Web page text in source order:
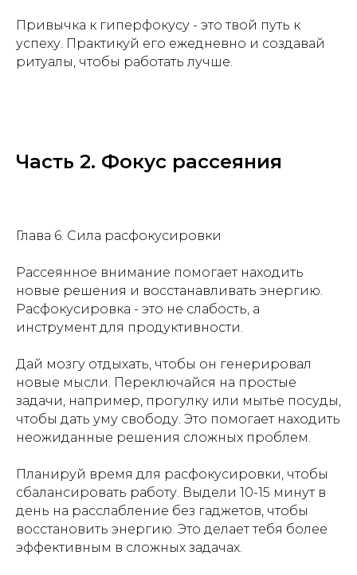
Привычка к гиперфокусу - это твой путь к
успеху. Практикуй его ежедневно и создавай
ритуалы, чтобы работать лучше.
Часть 2. Фокус рассеяния
Глава 6. Сила расфокусировки
Рассеянное внимание помогает находить
новые решения и восстанавливать энергию.
Расфокусировка - это не слабость, а
инструмент для продуктивности.
Дай мозгу отдыхать, чтобы он генерировал
новые мысли. Переключайся на простые
задачи, например, прогулку или мытье посуды,
чтобы дать уму свободу. Это помогает находить
неожиданные решения сложных проблем.
Планируй время для расфокусировки, чтобы
сбалансировать работу. Выдели 10-15 минут в
день на расслабление без гаджетов, чтобы
восстановить энергию. Это делает тебя более
эффективным в сложных задачах.